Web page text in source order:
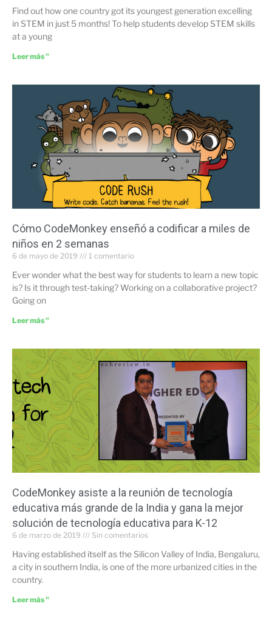
Find out how one country got its youngest generation excelling
in STEM in just 5 months! To help students develop STEM skills
at a young
Leer más "
Cómo CodeMonkey enseñó a codificar a miles de
niños en 2 semanas
6 de mayo de 2019 1 comentario
Ever wonder what the best way for students to learn a new topic
is? Is it through test-taking? Working on a collaborative project?
Going on
Leer más "
CodeMonkey asiste a la reunión de tecnología
educativa más grande de la India y gana la mejor
solución de tecnología educativa para K-12
6 de marzo de 2019 Sin comentarios
Having established itself as the Silicon Valley of India, Bengaluru,
a city in southern India, is one of the more urbanized cities in the
country.
Leer más "